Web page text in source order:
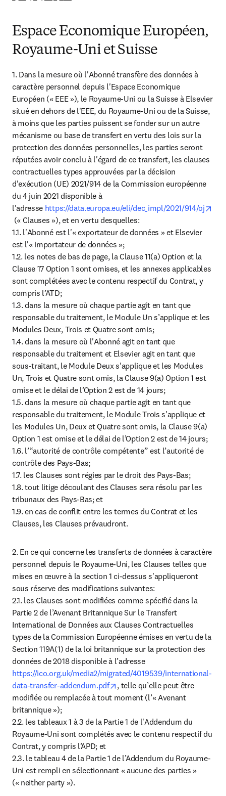
Espace Economique Européen,
Royaume-Uni et Suisse
1. Dans la mesure où l'Abonné transfère des données à
caractère personnel depuis l'Espace Economique
Européen (« EEE »), le Royaume-Uni ou la Suisse à Elsevier
situé en dehors de l'EEE, du Royaume-Uni ou de la Suisse,
à moins que les parties puissent se fonder sur un autre
mécanisme ou base de transfert en vertu des lois sur la
protection des données personnelles, les parties seront
réputées avoir conclu à l'égard de ce transfert, les clauses
contractuelles types approuvées par la décision
d'exécution (UE) 2021/914 de la Commission européenne
du 4 juin 2021 disponible à
l'adresse https://data.europa.eu/eli/dec_impl/2021/914/oj
opens in new tab/window
(« Clauses »), et en vertu desquelles:
1.1. l'Abonné est l'« exportateur de données » et Elsevier
est l'« importateur de données »;
1.2. les notes de bas de page, la Clause 11(a) Option et la
Clause 17 Option 1 sont omises, et les annexes applicables
sont complétées avec le contenu respectif du Contrat, y
compris l’ATD;
1.3. dans la mesure où chaque partie agit en tant que
responsable du traitement, le Module Un s’applique et les
Modules Deux, Trois et Quatre sont omis;
1.4. dans la mesure où l'Abonné agit en tant que
responsable du traitement et Elsevier agit en tant que
sous-traitant, le Module Deux s'applique et les Modules
Un, Trois et Quatre sont omis, la Clause 9(a) Option 1 est
omise et le délai de l’Option 2 est de 14 jours;
1.5. dans la mesure où chaque partie agit en tant que
responsable du traitement, le Module Trois s'applique et
les Modules Un, Deux et Quatre sont omis, la Clause 9(a)
Option 1 est omise et le délai de l’Option 2 est de 14 jours;
1.6. l’“autorité de contrôle compétente” est l’autorité de
contrôle des Pays-Bas;
1.7. les Clauses sont régies par le droit des Pays-Bas;
1.8. tout litige découlant des Clauses sera résolu par les
tribunaux des Pays-Bas; et
1.9. en cas de conflit entre les termes du Contrat et les
Clauses, les Clauses prévaudront.
2. En ce qui concerne les transferts de données à caractère
personnel depuis le Royaume-Uni, les Clauses telles que
mises en œuvre à la section 1 ci-dessus s'appliqueront
sous réserve des modifications suivantes:
2.1. les Clauses sont modifiées comme spécifié dans la
Partie 2 de l’Avenant Britannique Sur le Transfert
International de Données aux Clauses Contractuelles
types de la Commission Européenne émises en vertu de la
Section 119A(1) de la loi britannique sur la protection des
données de 2018 disponible à l’adresse
https://ico.org.uk/media2/migrated/4019539/international-
data-transfer-addendum.pdf
opens in new tab/window
, telle qu’elle peut être
modifiée ou remplacée à tout moment (l’« Avenant
britannique »);
2.2. les tableaux 1 à 3 de la Partie 1 de l'Addendum du
Royaume-Uni sont complétés avec le contenu respectif du
Contrat, y compris l’APD; et
2.3. le tableau 4 de la Partie 1 de l’Addendum du Royaume-
Uni est rempli en sélectionnant « aucune des parties »
(« neither party »).